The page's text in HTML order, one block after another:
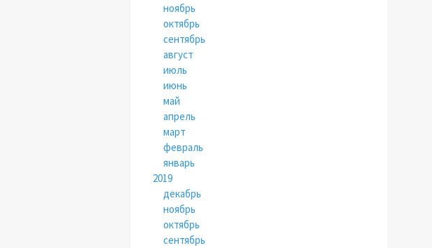
ноябрь
октябрь
сентябрь
август
июль
июнь
май
апрель
март
февраль
январь
2019
декабрь
ноябрь
октябрь
сентябрь